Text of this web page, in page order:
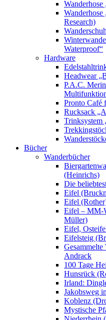
Research)
Waterproof“
Hardware
Headwear
P.A.C.
Pronto Café
Rucksack
Trinksystem
Bücher
Wanderbücher
(Heinrichs)
Die
Eifel
Eifel
Eifel – MM-
Müller)
Eifel,
Eifelsteig
Gesammelte
Andrack
100 Tage
Hunsrück
Irland:
Jakobsweg
Koblenz
Mystische